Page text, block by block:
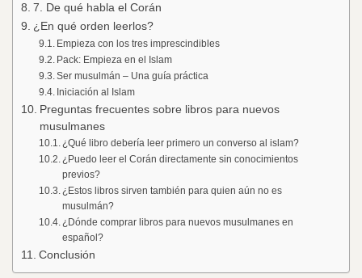
7. De qué habla el Corán
¿En qué orden leerlos?
Empieza con los tres imprescindibles
Pack: Empieza en el Islam
Ser musulmán – Una guía práctica
Iniciación al Islam
Preguntas frecuentes sobre libros para nuevos
musulmanes
¿Qué libro debería leer primero un converso al islam?
¿Puedo leer el Corán directamente sin conocimientos
previos?
¿Estos libros sirven también para quien aún no es
musulmán?
¿Dónde comprar libros para nuevos musulmanes en
español?
Conclusión